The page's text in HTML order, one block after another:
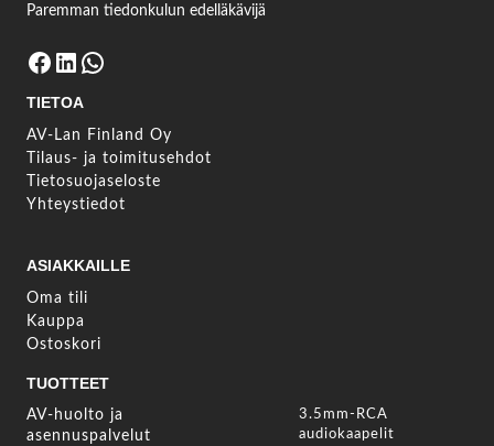
Paremman tiedonkulun edelläkävijä
Facebook LinkedIn WhatsApp
TIETOA
AV-Lan Finland Oy
Tilaus- ja toimitusehdot
Tietosuojaseloste
Yhteystiedot
ASIAKKAILLE
Oma tili
Kauppa
Ostoskori
TUOTTEET
AV-huolto ja
asennuspalvelut
3.5mm-RCA
audiokaapelit